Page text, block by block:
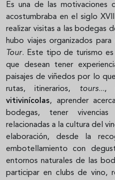
Es una de las motivaciones
acostumbraba en el siglo
realizar visitas a las bodegas
hubo viajes organizados
Tour. Este tipo de turismo es
que desean tener
paisajes de viñedos por lo
rutas, itinerarios, tours...,
vitivinícolas, aprender
bodegas, tener
relacionadas a la cultura del
elaboración, desde la
embotellamiento con
entornos naturales de las
participar en clubs de vino,